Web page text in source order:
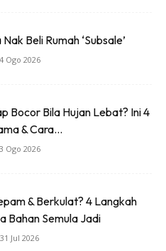
Ads
Beli Rumah ‘Subsale’
4 Ogo 2026
Bocor Bila Hujan Lebat? Ini 4
& Cara...
3 Ogo 2026
& Berkulat? 4 Langkah
Bahan Semula Jadi
31 Jul 2026